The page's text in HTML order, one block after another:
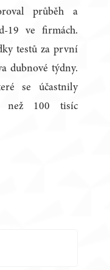
průběh a
19 ve firmách.
testů za první
dubnové týdny.
se účastnily
než 100 tisíc